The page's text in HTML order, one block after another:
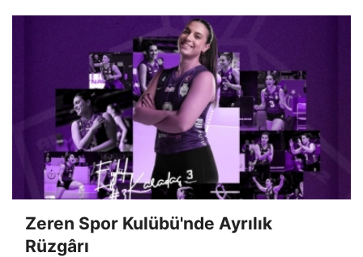
Zeren Spor Kulübü'nde Ayrılık
Rüzgârı